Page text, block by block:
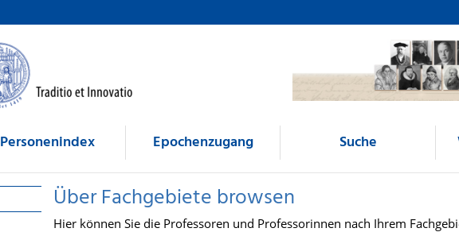
Personenindex Epochenzugang Suche
Über Fachgebiete browsen
Hier können Sie die Professoren und Professorinnen nach Ihrem